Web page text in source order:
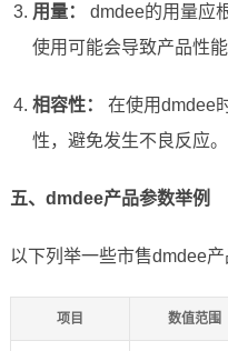
用量：
dmdee的用量应
使用可能会导致产品性能
相容性：
在使用dmdee
性，避免发生不良反应。
五、dmdee产品参数举例
以下列举一些市售dmdee
项目 数值范围